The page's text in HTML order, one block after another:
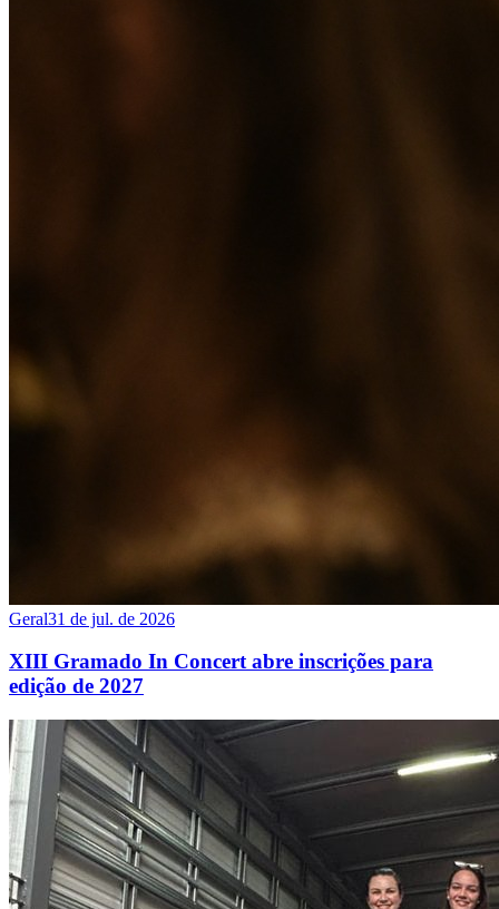
Geral31 de jul. de 2026
XIII Gramado In Concert abre inscrições para
edição de 2027